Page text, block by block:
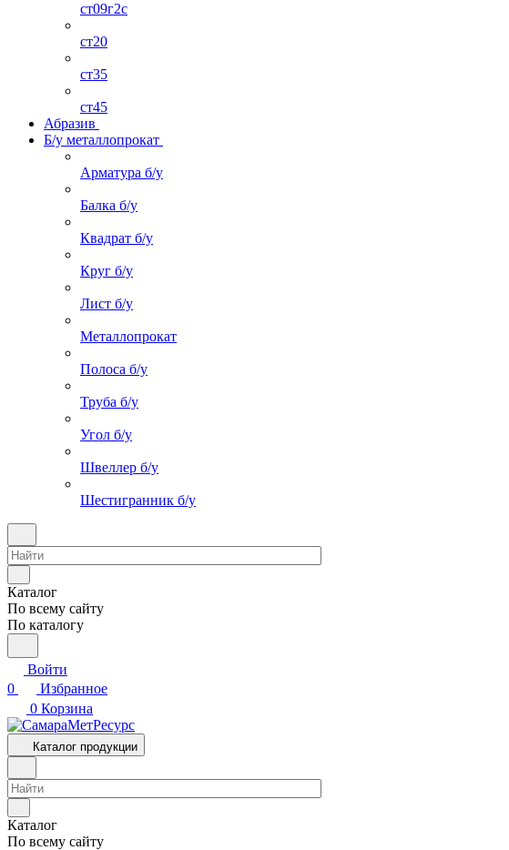
ст09г2с
ст20
ст35
ст45
Абразив
Б/у металлопрокат
Арматура б/у
Балка б/у
Квадрат б/у
Круг б/у
Лист б/у
Металлопрокат
Полоса б/у
Труба б/у
Угол б/у
Швеллер б/у
Шестигранник б/у
Каталог
По всему сайту
По каталогу
Войти
0
Избранное
0 Корзина
Каталог продукции
Каталог
По всему сайту